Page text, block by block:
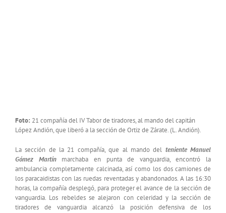
Foto: 21 compañía del IV Tabor de tiradores, al mando del capitán
López Andión, que liberó a la sección de Ortiz de Zárate. (L. Andión).
La sección de la 21 compañía, que al mando del teniente Manuel
Gómez Martínmarchaba en punta de vanguardia, encontró la
ambulancia completamente calcinada, así como los dos camiones de
los paracaidistas con las ruedas reventadas y abandonados. A las 16:30
horas, la compañía desplegó, para proteger el avance de la sección de
vanguardia. Los rebeldes se alejaron con celeridad y la sección de
tiradores de vanguardia alcanzó la posición defensiva de los